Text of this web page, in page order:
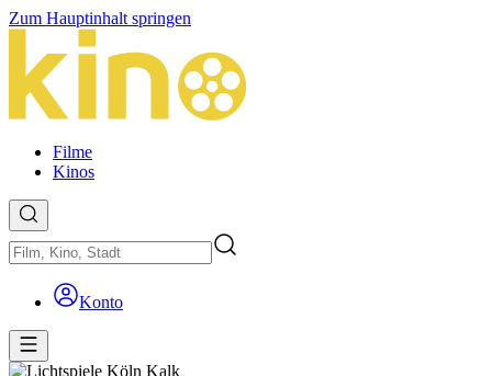
Zum Hauptinhalt springen
Filme
Kinos
Konto